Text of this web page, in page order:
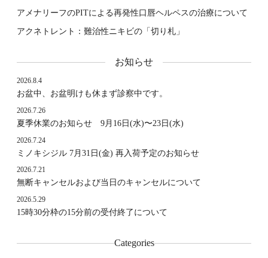
アメナリーフのPITによる再発性口唇ヘルペスの治療について
アクネトレント：難治性ニキビの「切り札」
お知らせ
お盆中、お盆明けも休まず診察中です。
2026.8.4
夏季休業のお知らせ 9月16日(水)〜23日(水)
2026.7.26
ミノキシジル 7月31日(金) 再入荷予定のお知らせ
2026.7.24
無断キャンセルおよび当日のキャンセルについて
2026.7.21
15時30分枠の15分前の受付終了について
2026.5.29
Categories